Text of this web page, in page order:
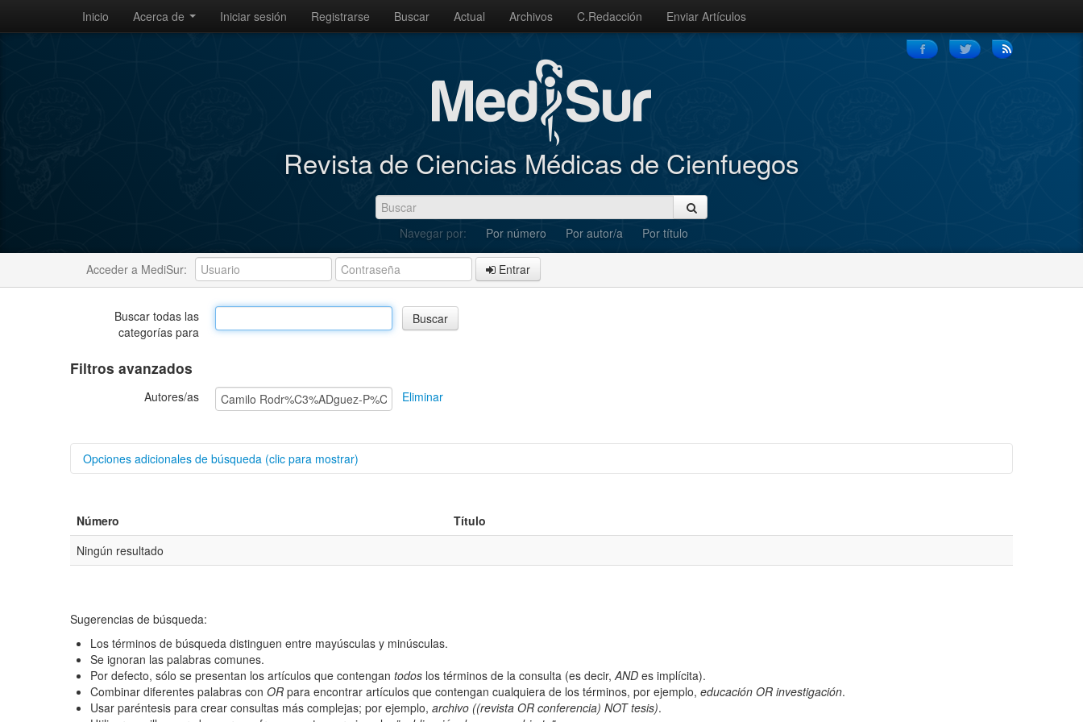
Inicio Acerca de Iniciar sesión Registrarse Buscar Actual Archivos C.Redacción Enviar Artículos
Revista de Ciencias Médicas de Cienfuegos
Navegar por: Por número Por autor/a Por título
Acceder a MediSur: Entrar
Buscar todas las
categorías para
Filtros avanzados
Autores/as Eliminar
Opciones adicionales de búsqueda (clic para mostrar)
Resumen
Archivo(s) adicional(es)
Fecha
De
Número
Título
Ningún resultado
Sugerencias de búsqueda:
Los términos de búsqueda distinguen entre mayúsculas y minúsculas.
Se ignoran las palabras comunes.
Por defecto, sólo se presentan los artículos que contengan todos los términos de la consulta (es decir, AND es implícita).
Combinar diferentes palabras con OR para encontrar artículos que contengan cualquiera de los términos, por ejemplo, educación OR investigación.
Usar paréntesis para crear consultas más complejas; por ejemplo, archivo ((revista OR conferencia) NOT tesis).